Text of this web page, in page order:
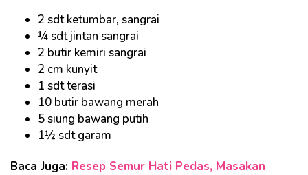
2 sdt ketumbar, sangrai
¼ sdt jintan sangrai
2 butir kemiri sangrai
2 cm kunyit
1 sdt terasi
10 butir bawang merah
5 siung bawang putih
1½ sdt garam
Baca Juga: Resep Semur Hati Pedas, Masakan